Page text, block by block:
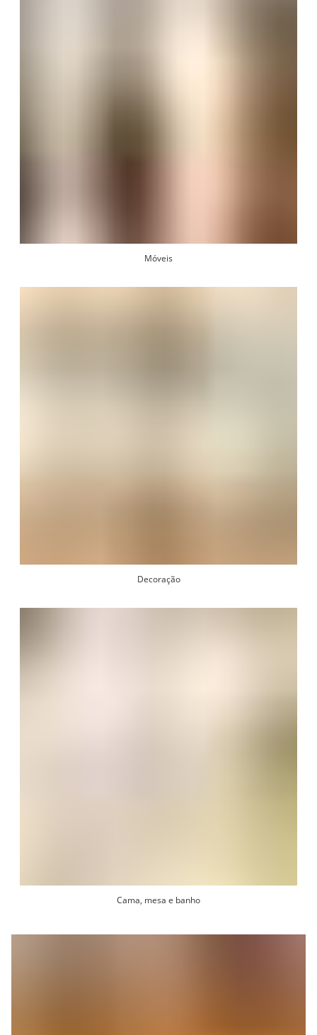
Móveis
Decoração
Cama, mesa e banho